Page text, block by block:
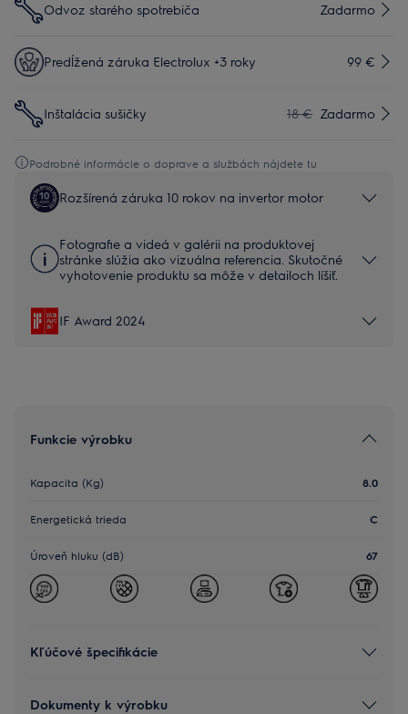
Odvoz starého spotrebiča Zadarmo
Predĺžená záruka Electrolux +3 roky 99 €
Inštalácia sušičky 18 € Zadarmo
Podrobné informácie o doprave a službách nájdete tu
Rozšírená záruka 10 rokov na invertor motor
Fotografie a videá v galérii na produktovej
stránke slúžia ako vizuálna referencia. Skutočné
vyhotovenie produktu sa môže v detailoch líšiť.
IF Award 2024
Funkcie výrobku
Kapacita (Kg) 8.0
Energetická trieda C
Úroveň hluku (dB) 67
Kľúčové špecifikácie
Dokumenty k výrobku